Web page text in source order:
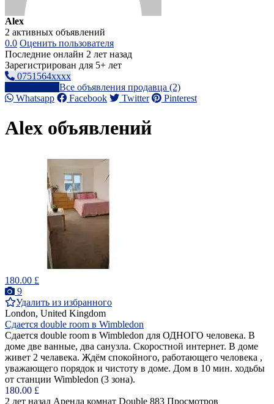
Alex
2 активных объявлений
0.0 Оценить пользователя
Последние онлайн 2 лет назад
Зарегистрирован для 5+ лет
0751564xxxx
Все объявления продавца (2)
Whatsapp
Facebook Twitter Pinterest
Alex объявлений
180.00 £
9
Удалить из избранного
London, United Kingdom
Сдается double room в Wimbledon
Сдается double room в Wimbledon для ОДНОГО человека. В
доме две ванные, два санузла. Скоростной интернет. В доме
живет 2 челавека. Ждём спокойного, работающего человека ,
уважающего порядок и чистоту в доме. Дом в 10 мин. ходьбы
от станции Wimbledon (3 зона).
180.00 £
2 лет назад Аренда комнат Double 883 Просмотров